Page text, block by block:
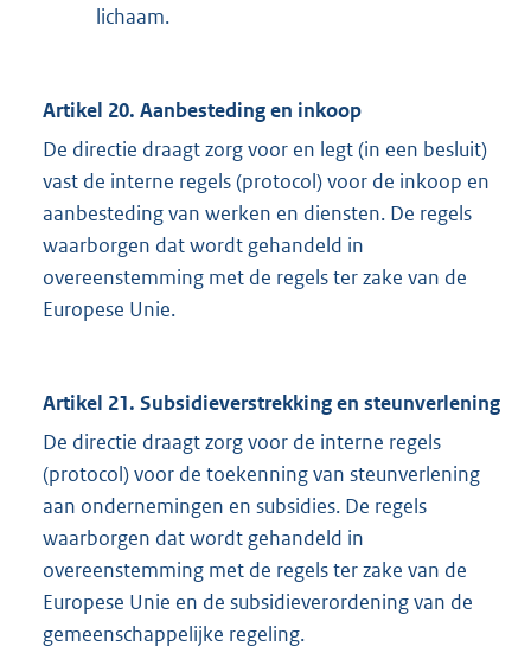
lichaam.
Artikel 20. Aanbesteding en inkoop
De directie draagt zorg voor en legt (in een besluit)
vast de interne regels (protocol) voor de inkoop en
aanbesteding van werken en diensten. De regels
waarborgen dat wordt gehandeld in
overeenstemming met de regels ter zake van de
Europese Unie.
Artikel 21. Subsidieverstrekking en steunverlening
De directie draagt zorg voor de interne regels
(protocol) voor de toekenning van steunverlening
aan ondernemingen en subsidies. De regels
waarborgen dat wordt gehandeld in
overeenstemming met de regels ter zake van de
Europese Unie en de subsidieverordening van de
gemeenschappelijke regeling.